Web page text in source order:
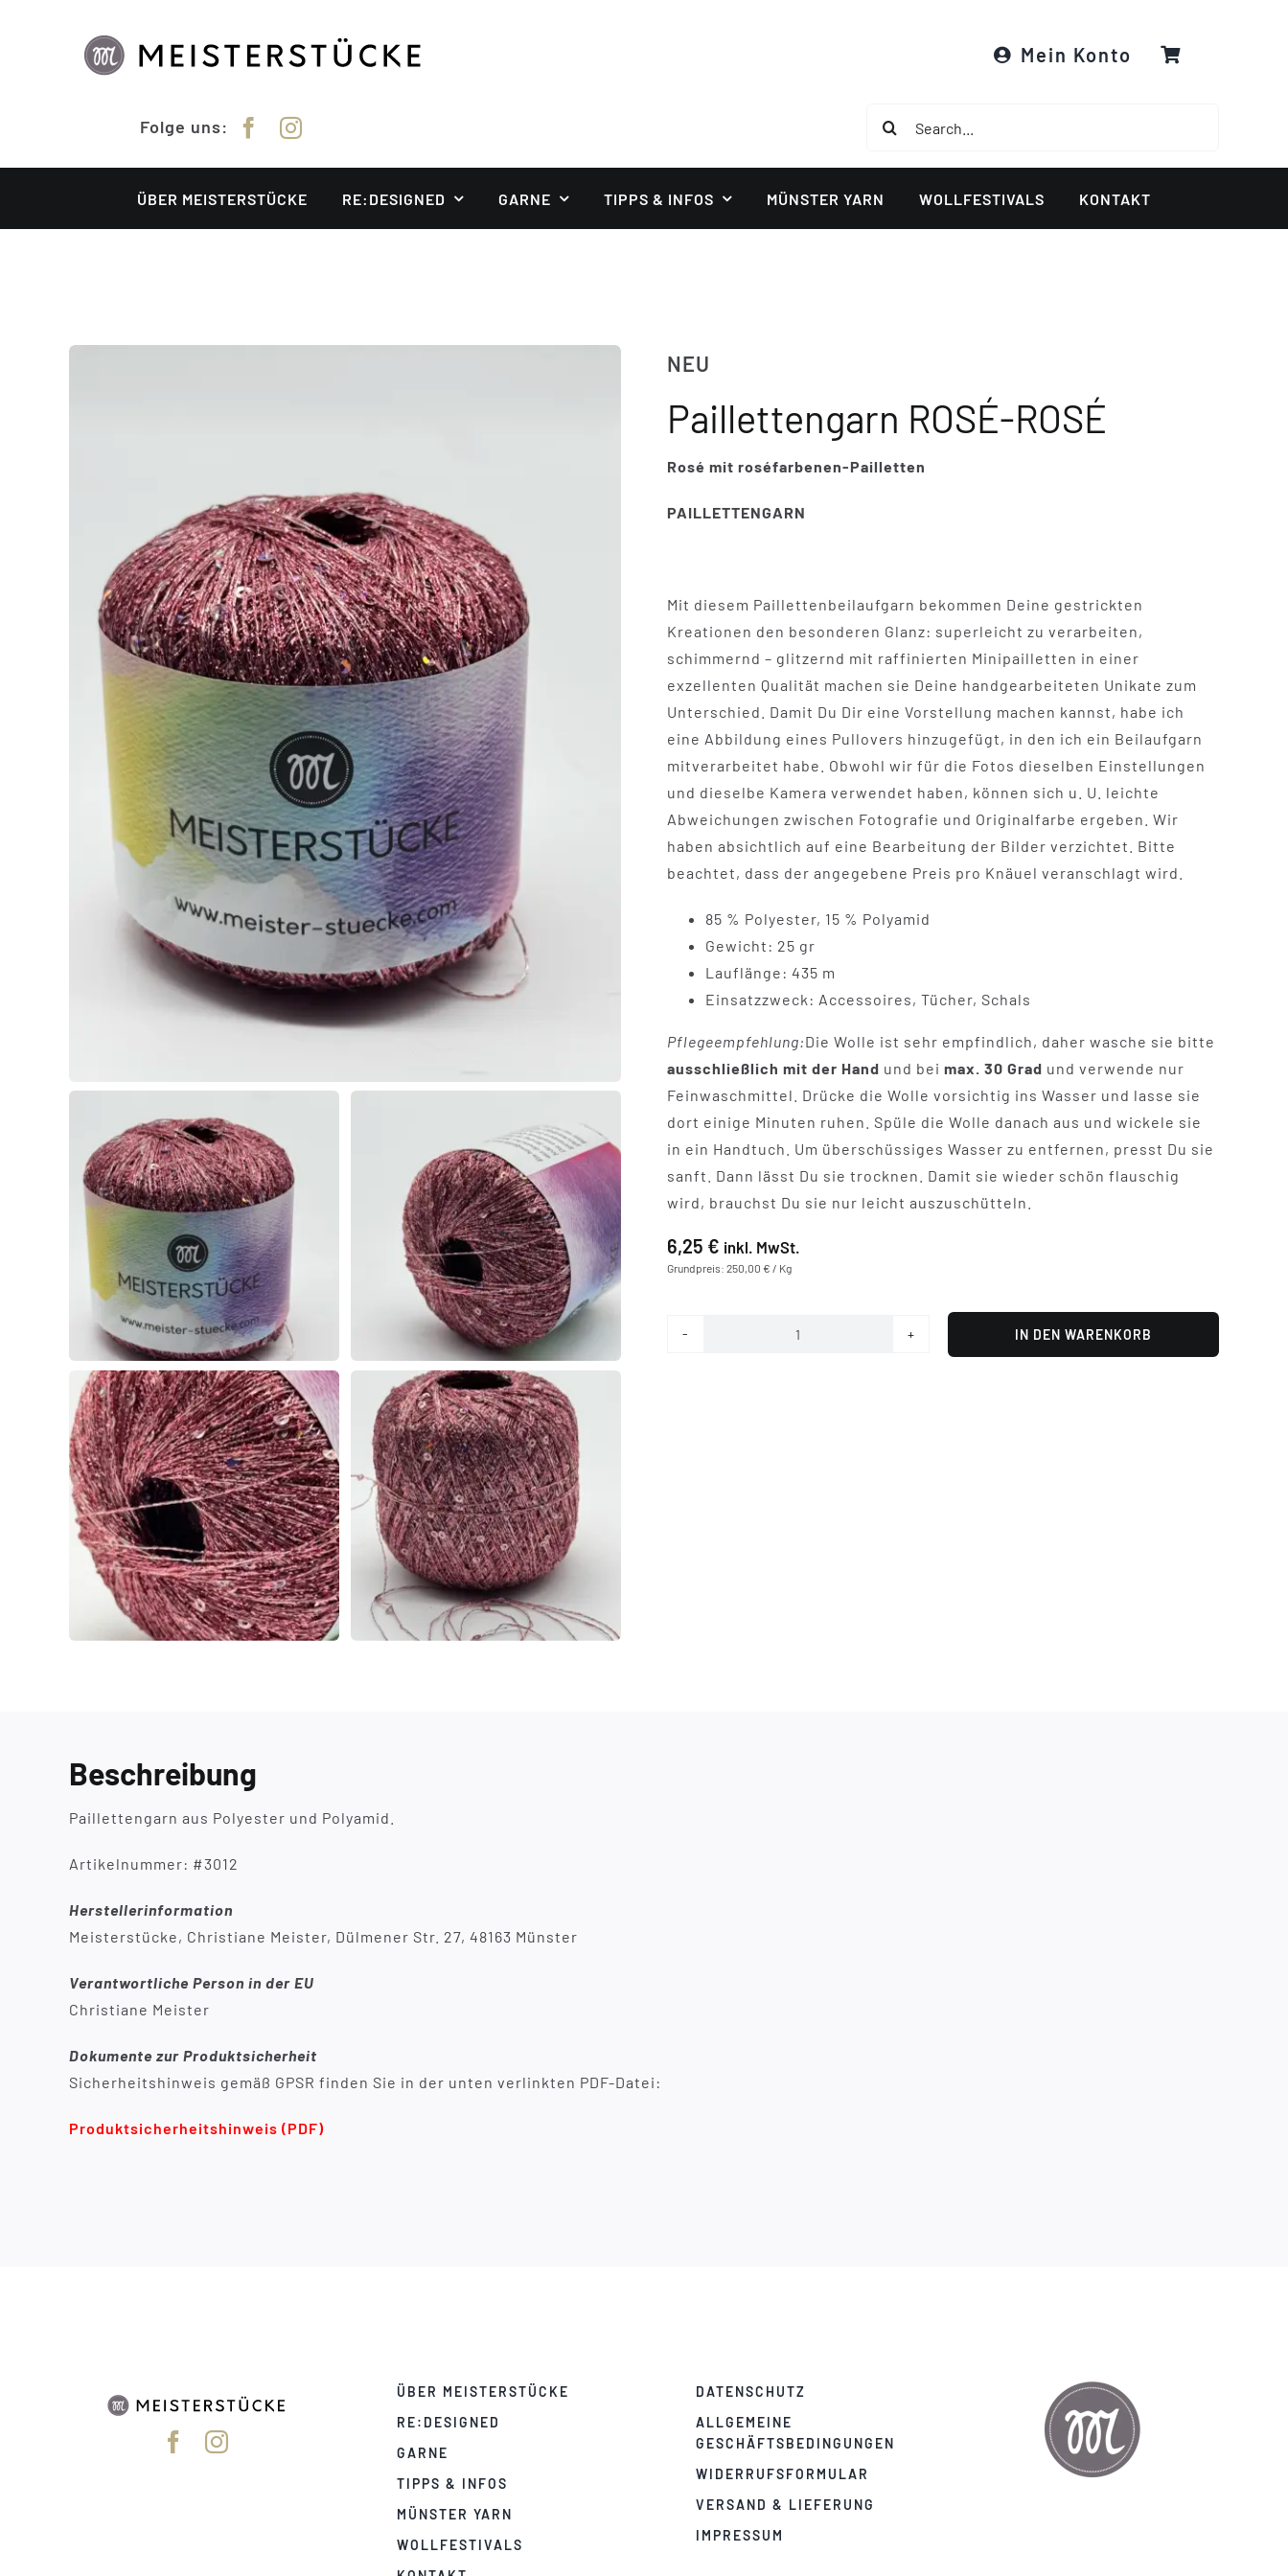
Mein Konto
Folge uns:
ÜBER MEISTERSTÜCKE RE:DESIGNED GARNE TIPPS & INFOS MÜNSTER YARN WOLLFESTIVALS KONTAKT
NEU
Paillettengarn ROSÉ-ROSÉ
Rosé mit roséfarbenen-Pailletten
PAILLETTENGARN
Mit diesem Paillettenbeilaufgarn bekommen Deine gestrickten
Kreationen den besonderen Glanz: superleicht zu verarbeiten,
schimmernd – glitzernd mit raffinierten Minipailletten in einer
exzellenten Qualität machen sie Deine handgearbeiteten Unikate zum
Unterschied. Damit Du Dir eine Vorstellung machen kannst, habe ich
eine Abbildung eines Pullovers hinzugefügt, in den ich ein Beilaufgarn
mitverarbeitet habe. Obwohl wir für die Fotos dieselben Einstellungen
und dieselbe Kamera verwendet haben, können sich u. U. leichte
Abweichungen zwischen Fotografie und Originalfarbe ergeben. Wir
haben absichtlich auf eine Bearbeitung der Bilder verzichtet. Bitte
beachtet, dass der angegebene Preis pro Knäuel veranschlagt wird.
85 % Polyester, 15 % Polyamid
Gewicht: 25 gr
Lauflänge: 435 m
Einsatzzweck: Accessoires, Tücher, Schals
Pflegeempfehlung:Die Wolle ist sehr empfindlich, daher wasche sie bitte
ausschließlich mit der Hand und bei max. 30 Grad und verwende nur
Feinwaschmittel. Drücke die Wolle vorsichtig ins Wasser und lasse sie
dort einige Minuten ruhen. Spüle die Wolle danach aus und wickele sie
in ein Handtuch. Um überschüssiges Wasser zu entfernen, presst Du sie
sanft. Dann lässt Du sie trocknen. Damit sie wieder schön flauschig
wird, brauchst Du sie nur leicht auszuschütteln.
6,25 € inkl. MwSt.
Grundpreis: 250,00 € / Kg
Paillettengarn
IN DEN WARENKORB
Beschreibung
Paillettengarn aus Polyester und Polyamid.
Artikelnummer: #3012
Herstellerinformation
Meisterstücke, Christiane Meister, Dülmener Str. 27, 48163 Münster
Verantwortliche Person in der EU
Christiane Meister
Dokumente zur Produktsicherheit
Sicherheitshinweis gemäß GPSR finden Sie in der unten verlinkten PDF-Datei:
Produktsicherheitshinweis (PDF)
ÜBER MEISTERSTÜCKE
RE:DESIGNED
GARNE
TIPPS & INFOS
MÜNSTER YARN
WOLLFESTIVALS
DATENSCHUTZ
ALLGEMEINE
GESCHÄFTSBEDINGUNGEN
WIDERRUFSFORMULAR
VERSAND & LIEFERUNG
IMPRESSUM